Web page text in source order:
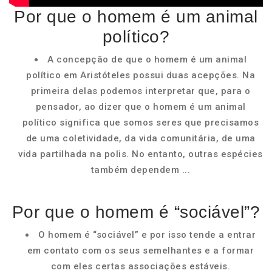
Por que o homem é um animal
político?
A concepção de que o homem é um animal
político em Aristóteles possui duas acepções. Na
primeira delas podemos interpretar que, para o
pensador, ao dizer que o homem é um animal
político significa que somos seres que precisamos
de uma coletividade, da vida comunitária, de uma
vida partilhada na polis. No entanto, outras espécies
também dependem ...
Por que o homem é “sociável”?
O homem é “sociável” e por isso tende a entrar
em contato com os seus semelhantes e a formar
com eles certas associações estáveis.